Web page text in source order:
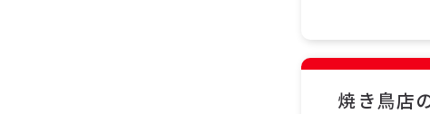
ら学べます。
焼き鳥店